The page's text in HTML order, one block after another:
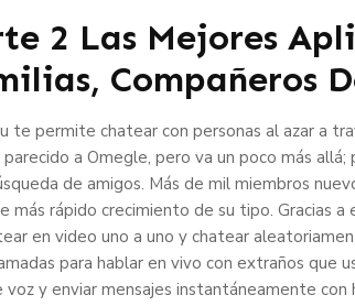
2 Las Mejores
Compañeros
te permite chatear con personas al azar a
a Omegle, pero va un poco más
de amigos. Más de mil miembros
más rápido crecimiento de su tipo. Gracias
en video uno a uno y chatear
para hablar en vivo con extraños que
voz y enviar mensajes instantáneamente